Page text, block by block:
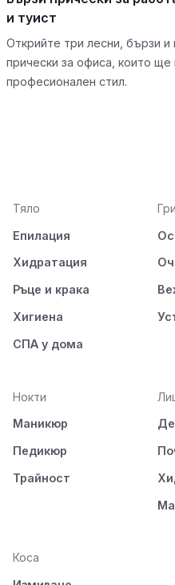
и туист
Открийте три лесни, бързи и
прически за офиса, които
професионален стил.
Тяло
Епилация
Хидратация
Ръце и крака
Хигиена
СПА у дома
Нокти
Маникюр
Педикюр
Трайност
Коса